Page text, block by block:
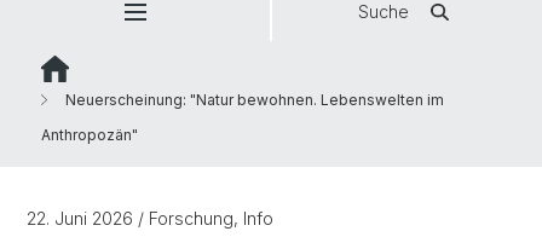
Suche
Neuerscheinung: "Natur bewohnen. Lebenswelten im
Anthropozän"
22. Juni 2026 / Forschung, Info